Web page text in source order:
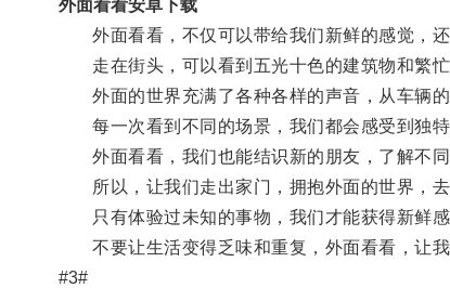
外面看看安卓下载
外面看看，不仅可以带给我们新鲜的感觉，还
走在街头，可以看到五光十色的建筑物和繁忙
外面的世界充满了各种各样的声音，从车辆的
每一次看到不同的场景，我们都会感受到独特
外面看看，我们也能结识新的朋友，了解不同
所以，让我们走出家门，拥抱外面的世界，去
只有体验过未知的事物，我们才能获得新鲜感
不要让生活变得乏味和重复，外面看看，让我
#3#